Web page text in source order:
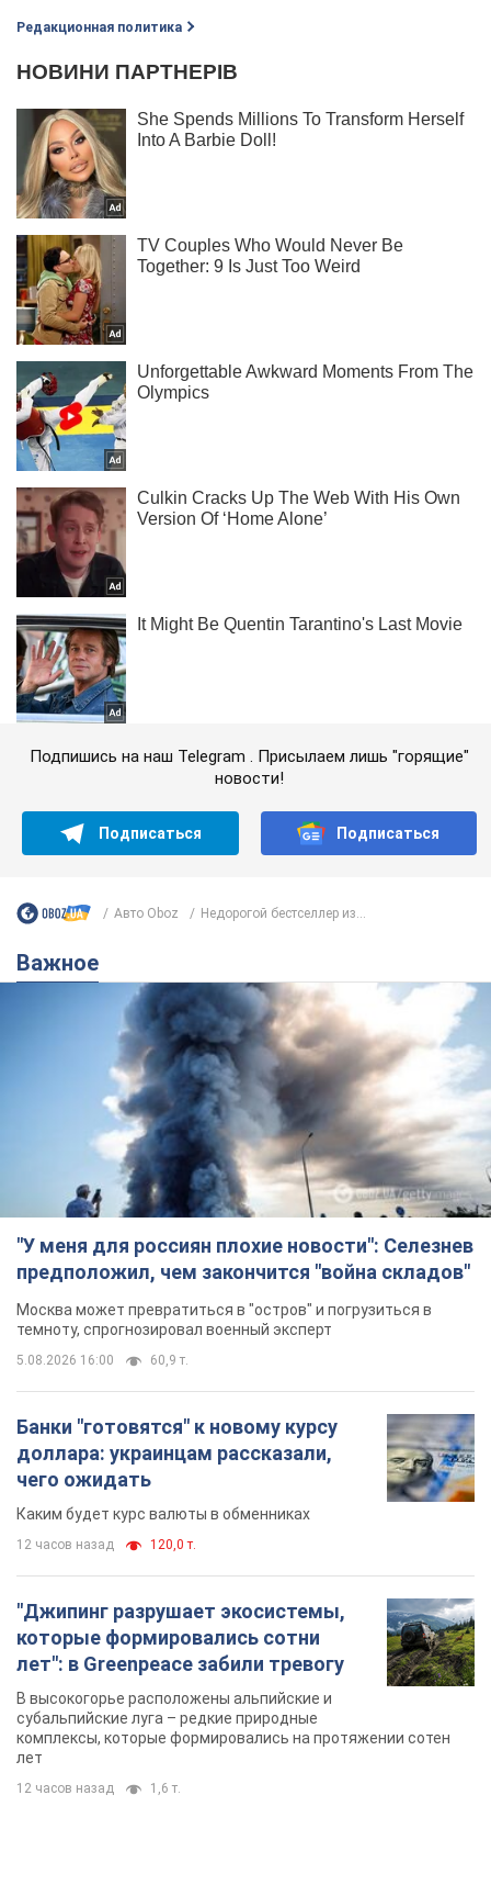
Редакционная политика
Подпишись на наш Telegram . Присылаем лишь "горящие"
новости!
Подписаться Подписаться
Авто Oboz Недорогой бестселлер из...
Важное
"У меня для россиян плохие новости": Селезнев
предположил, чем закончится "война складов"
Москва может превратиться в "остров" и погрузиться в
темноту, спрогнозировал военный эксперт
5.08.2026 16:00 60,9 т.
Банки "готовятся" к новому курсу
доллара: украинцам рассказали,
чего ожидать
Каким будет курс валюты в обменниках
12 часов назад 120,0 т.
"Джипинг разрушает экосистемы,
которые формировались сотни
лет": в Greenpeace забили тревогу
В высокогорье расположены альпийские и
субальпийские луга – редкие природные
комплексы, которые формировались на протяжении сотен
лет
12 часов назад 1,6 т.